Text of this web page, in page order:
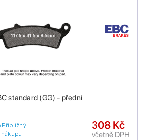
standard (GG) - přední
Přibližný
nákupu
308 Kč
včetně DPH